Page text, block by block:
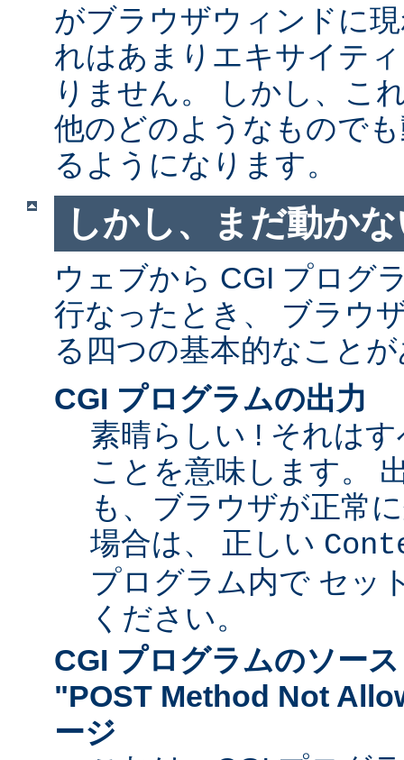
がブラウザウィンドに
れはあまりエキサイテ
りません。 しかし、こ
他のどのようなもので
るようになります。
しかし、まだ動か
ウェブから CGI プログ
行なったとき、 ブラウ
る四つの基本的なこと
CGI プログラムの出力
素晴らしい ! それは
ことを意味します。
も、ブラウザが正常
場合は、 正しい
プログラム内で セッ
ください。
CGI プログラムのソー
"POST Method Not
ージ